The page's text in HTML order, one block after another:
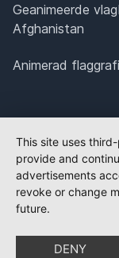
Geanimeerde
Afghanistan
Animerad
This site uses
provide and
advertisements
revoke or change
future.
DENY